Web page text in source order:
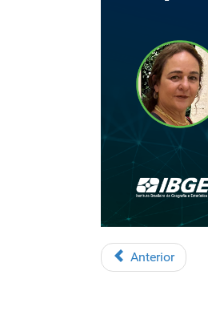
Anterior